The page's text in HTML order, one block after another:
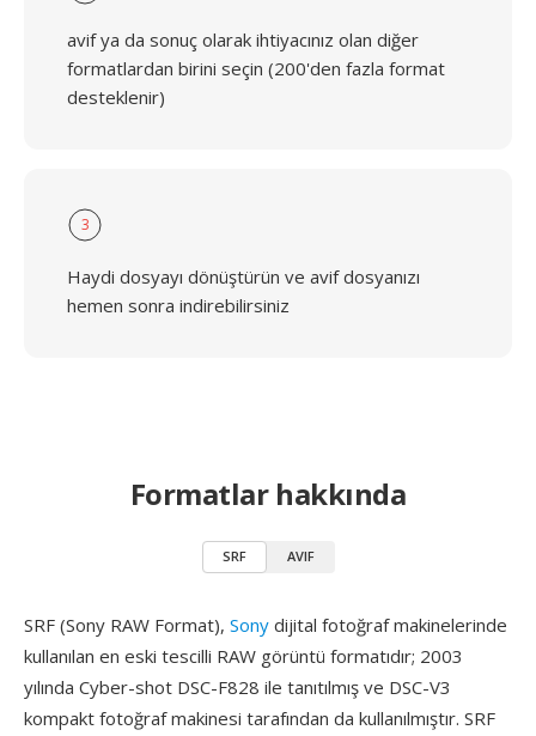
avif ya da sonuç olarak ihtiyacınız olan diğer
formatlardan birini seçin (200'den fazla format
desteklenir)
3
Haydi dosyayı dönüştürün ve avif dosyanızı
hemen sonra indirebilirsiniz
Formatlar hakkında
SRF AVIF
SRF (Sony RAW Format), Sony dijital fotoğraf makinelerinde
kullanılan en eski tescilli RAW görüntü formatıdır; 2003
yılında Cyber-shot DSC-F828 ile tanıtılmış ve DSC-V3
kompakt fotoğraf makinesi tarafından da kullanılmıştır. SRF